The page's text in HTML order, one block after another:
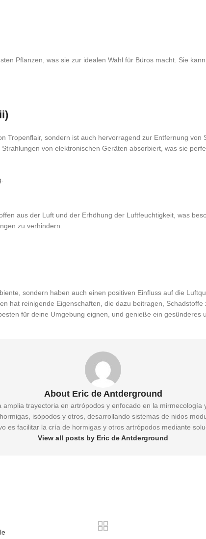
Pflanzen, was sie zur idealen Wahl für Büros macht. Sie
Tropenflair, sondern ist auch hervorragend zur Entfernung
von elektronischen Geräten absorbiert, was sie
aus der Luft und der Erhöhung der Luftfeuchtigkeit, was
zu verhindern.
sondern haben auch einen positiven Einfluss auf die
hat reinigende Eigenschaften, die dazu beitragen,
für deine Umgebung eignen, und genieße ein gesünderes
About Eric de Antderground
trayectoria en artrópodos y enfocado en la
isópodos y otros, desarrollando sistemas de nidos
es facilitar la cría de hormigas y otros artrópodos mediante
View all posts by Eric de Antderground